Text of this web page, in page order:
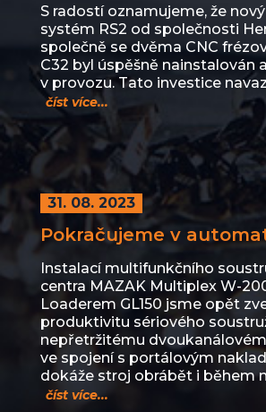
S radostí oznamujeme, že
systém RS2 od společnosti
společně se dvěma CNC
C32 byl úspěšně nainstalován
v provozu. Tato investice
číst více...
31. 08. 2023
Pokračujeme v
Instalací multifunkčního
centra MAZAK Multiplex W-
Loaderem GL150 jsme opět
produktivitu sériového
nepřetržitému
ve spojení s portálovým
dokáže stroj obrábět i během
číst více...